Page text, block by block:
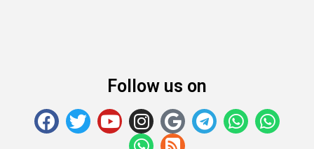
Follow us on